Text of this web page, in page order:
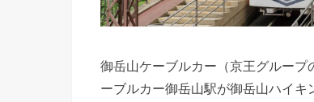
御岳山ケーブルカー（京王グルー
ーブルカー御岳山駅が御岳山ハイキ